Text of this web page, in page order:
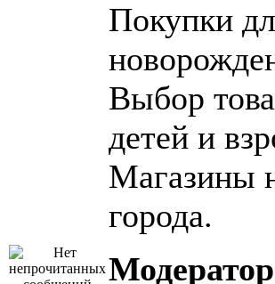
Покупки
Выбор
детей и
Магазины
города.